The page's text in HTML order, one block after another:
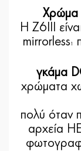
Χρώμα
Η Z6III
mirrorless
γκάμα
χρώματα
πολύ όταν
αρχεία